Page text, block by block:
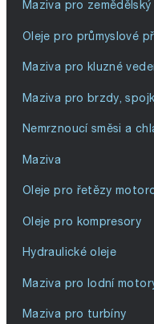
Maziva pro
Oleje pro průmyslové
Maziva pro kluzné
Maziva pro brzdy,
Nemrznoucí směsi a
Maziva
Oleje pro řetězy
Oleje pro kompresory
Hydraulické oleje
Maziva pro lodní
Maziva pro turbíny